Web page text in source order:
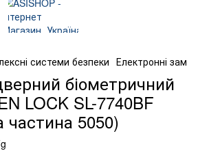
системи безпеки Електронні
біометричний
LOCK SL-7740BF
частина 5050)